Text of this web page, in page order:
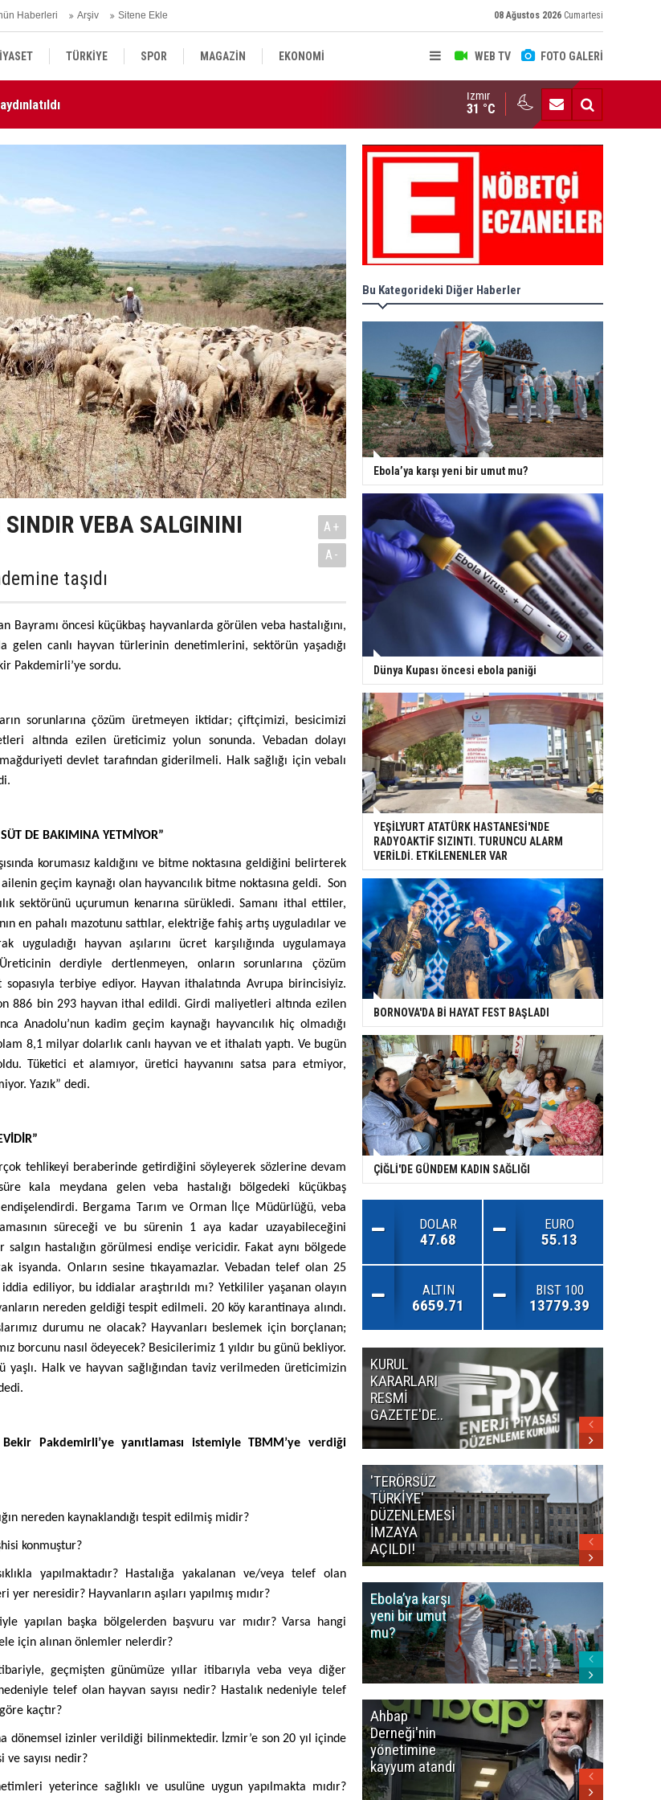
Haberleri Arşiv Sitene Ekle 08 Ağustos 2026 Cumartesi
WEB TV FOTO GALERİ
TÜRKİYE SPOR MAGAZİN EKONOMİ
DÜNYA
kanun teklifi Adalet Komisyonu'nda kabul
KURUL KARARLARI RESMİ GAZETE'DE..
İzmir
31 °C
VEBA SALGININI
taşıdı
A+
A-
Bayramı öncesi küçükbaş hayvanlarda görülen veba hastalığını,
gelen canlı hayvan türlerinin denetimlerini, sektörün yaşadığı
Pakdemirli’ye sordu.
sorunlarına çözüm üretmeyen iktidar; çiftçimizi, besicimizi
altında ezilen üreticimiz yolun sonunda. Vebadan dolayı
devlet tarafından giderilmeli. Halk sağlığı için vebalı
DE BAKIMINA YETMİYOR”
korumasız kaldığını ve bitme noktasına geldiğini belirterek
geçim kaynağı olan hayvancılık bitme noktasına geldi. Son
sektörünü uçurumun kenarına sürükledi. Samanı ithal ettiler,
en pahalı mazotunu sattılar, elektriğe fahiş artış uyguladılar ve
uyguladığı hayvan aşılarını ücret karşılığında uygulamaya
derdiyle dertlenmeyen, onların sorunlarına çözüm
terbiye ediyor. Hayvan ithalatında Avrupa birincisiyiz.
886 bin 293 hayvan ithal edildi. Girdi maliyetleri altında ezilen
Anadolu’nun kadim geçim kaynağı hayvancılık hiç olmadığı
8,1 milyar dolarlık canlı hayvan ve et ithalatı yaptı. Ve bugün
Tüketici et alamıyor, üretici hayvanını satsa para etmiyor,
Yazık” dedi.
tehlikeyi beraberinde getirdiğini söyleyerek sözlerine devam
kala meydana gelen veba hastalığı bölgedeki küçükbaş
Bergama Tarım ve Orman İlçe Müdürlüğü, veba
süreceği ve bu sürenin 1 aya kadar uzayabileceğini
hastalığın görülmesi endişe vericidir. Fakat aynı bölgede
isyanda. Onların sesine tıkayamazlar. Vebadan telef olan 25
ediliyor, bu iddialar araştırıldı mı? Yetkililer yaşanan olayın
nereden geldiği tespit edilmeli. 20 köy karantinaya alındı.
durumu ne olacak? Hayvanları beslemek için borçlanan;
borcunu nasıl ödeyecek? Besicilerimiz 1 yıldır bu günü bekliyor.
yaşlı. Halk ve hayvan sağlığından taviz verilmeden üreticimizin
Bekir Pakdemirli’ye yanıtlaması istemiyle TBMM’ye verdiği
nereden kaynaklandığı tespit edilmiş midir?
konmuştur?
yapılmaktadır? Hastalığa yakalanan ve/veya telef olan
neresidir? Hayvanların aşıları yapılmış mıdır?
yapılan başka bölgelerden başvuru var mıdır? Varsa hangi
için alınan önlemler nelerdir?
geçmişten günümüze yıllar itibarıyla veba veya diğer
telef olan hayvan sayısı nedir? Hastalık nedeniyle telef
kaçtır?
dönemsel izinler verildiği bilinmektedir. İzmir’e son 20 yıl içinde
sayısı nedir?
yeterince sağlıklı ve usulüne uygun yapılmakta mıdır?
Bu Kategorideki Diğer Haberler
Ebola’ya karşı yeni bir umut mu?
Dünya Kupası öncesi ebola paniği
YEŞİLYURT ATATÜRK HASTANESİ'NDE
RADYOAKTİF SIZINTI. TURUNCU ALARM
VERİLDİ. ETKİLENENLER VAR
BORNOVA'DA Bİ HAYAT FEST BAŞLADI
ÇİĞLİ'DE GÜNDEM KADIN SAĞLIĞI
DOLAR
47.68
EURO
55.13
ALTIN
6659.71
BIST 100
13779.39
KURUL
KARARLARI
RESMİ
GAZETE'DE..
'TERÖRSÜZ
TÜRKİYE'
DÜZENLEMESİ
İMZAYA
AÇILDI!
Ebola’ya karşı
yeni bir umut
mu?
Ahbap
Derneği'nin
yönetimine
kayyum atandı